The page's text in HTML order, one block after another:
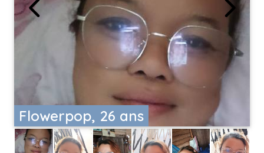
Flowerpop, 26 ans